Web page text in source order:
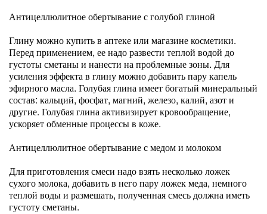
Антицеллюлитное обертывание с голубой глиной
Глину можно купить в аптеке или магазине косметики.
Перед применением, ее надо развести теплой водой до
густоты сметаны и нанести на проблемные зоны. Для
усиления эффекта в глину можно добавить пару капель
эфирного масла. Голубая глина имеет богатый минеральный
состав: кальций, фосфат, магний, железо, калий, азот и
другие. Голубая глина активизирует кровообращение,
ускоряет обменные процессы в коже.
Антицеллюлитное обертывание с медом и молоком
Для приготовления смеси надо взять несколько ложек
сухого молока, добавить в него пару ложек меда, немного
теплой воды и размешать, полученная смесь должна иметь
густоту сметаны.